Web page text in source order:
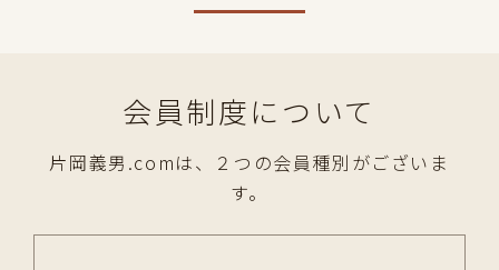
会員制度について
片岡義男.comは、２つの会員種別がございま
す。